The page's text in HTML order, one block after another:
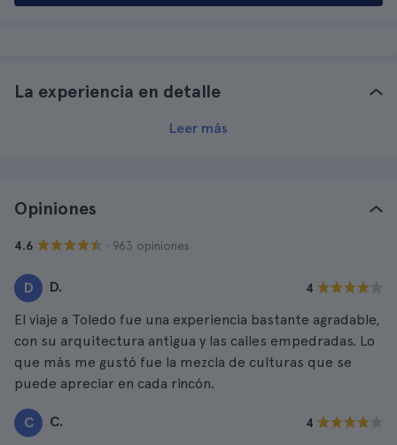
La experiencia en detalle
Leer más
Opiniones
4.6 · 963 opiniones
D D. 4
El viaje a Toledo fue una experiencia bastante agradable,
con su arquitectura antigua y las calles empedradas. Lo
que más me gustó fue la mezcla de culturas que se
puede apreciar en cada rincón.
C C. 4